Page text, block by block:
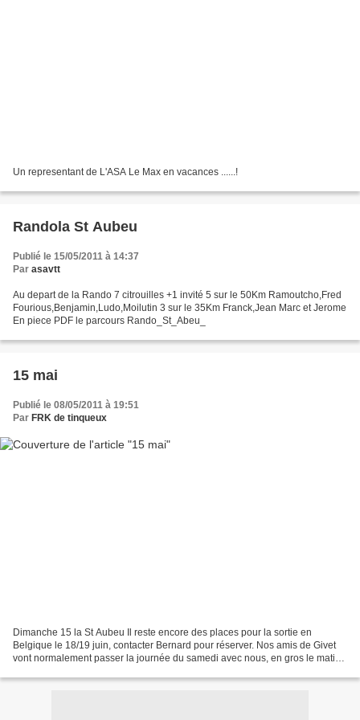
Un representant de L'ASA Le Max en vacances ......!
Randola St Aubeu
Publié le 15/05/2011 à 14:37
Par asavtt
Au depart de la Rando 7 citrouilles +1 invité 5 sur le 50Km Ramoutcho,Fred
Fourious,Benjamin,Ludo,Moilutin 3 sur le 35Km Franck,Jean Marc et Jerome
En piece PDF le parcours Rando_St_Abeu_
15 mai
Publié le 08/05/2011 à 19:51
Par FRK de tinqueux
Dimanche 15 la St Aubeu Il reste encore des places pour la sortie en
Belgique le 18/19 juin, contacter Bernard pour réserver. Nos amis de Givet
vont normalement passer la journée du samedi avec nous, en gros le matin